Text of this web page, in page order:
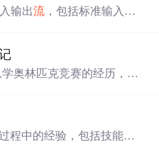
输出流 ，包括标准输入输
异。此外，讨论了C++中的i
处理输入输出时的异同，
奥林匹克竞赛的经历，详
程中的经验，包括技能提